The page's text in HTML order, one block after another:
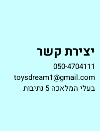
יצירת קשר
050-4704111
toysdream1@gmail.com
בעלי המלאכה 5 נתיבות